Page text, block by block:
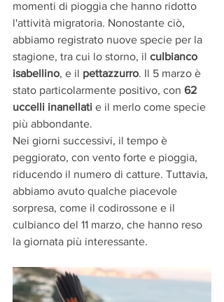
momenti di pioggia che hanno ridotto
l'attività migratoria. Nonostante ciò,
abbiamo registrato nuove specie per la
stagione, tra cui lo storno, il culbianco
isabellino, e il pettazzurro. Il 5 marzo è
stato particolarmente positivo, con 62
uccelli inanellati e il merlo come specie
più abbondante.
Nei giorni successivi, il tempo è
peggiorato, con vento forte e pioggia,
riducendo il numero di catture. Tuttavia,
abbiamo avuto qualche piacevole
sorpresa, come il codirossone e il
culbianco del 11 marzo, che hanno reso
la giornata più interessante.